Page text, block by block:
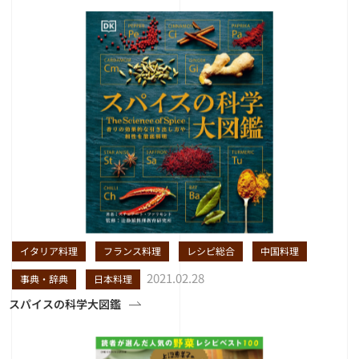
イタリア料理 フランス料理 レシピ総合 中国料理
事典・辞典 日本料理 2021.02.28
スパイスの科学大図鑑